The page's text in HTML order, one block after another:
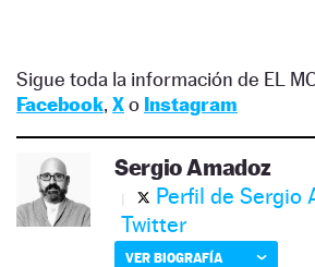
Sigue toda la información de EL
Facebook, Xo Instagram
Sergio Amadoz
Perfil de Sergio
Twitter
VER BIOGRAFÍA